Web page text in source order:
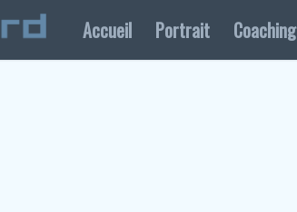
Accueil Portrait Coaching